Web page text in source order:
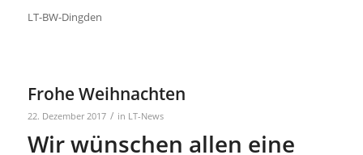
LT-BW-Dingden
Frohe Weihnachten
22. Dezember 2017 / in LT-News
Wir wünschen allen eine